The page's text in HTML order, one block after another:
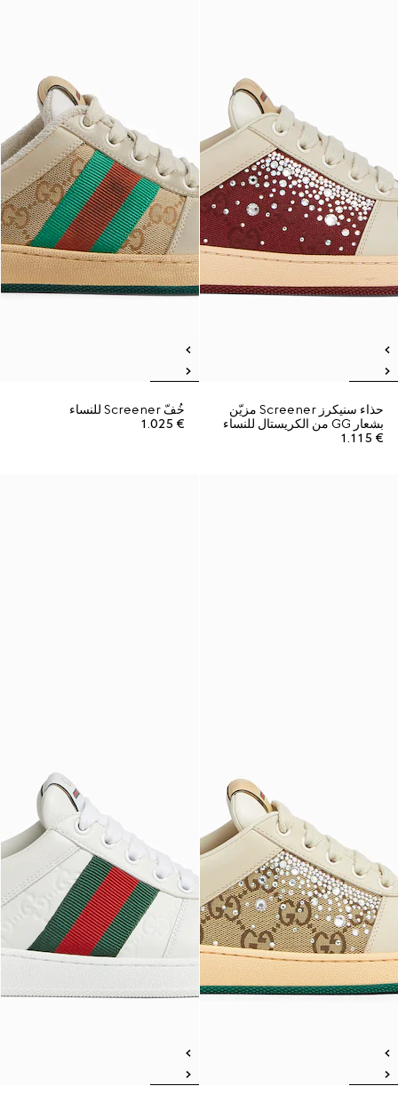
حذاء سنيكرز Screener مزيّن
بشعار GG من الكريستال للنساء
€ 1.115
خُفّ Screener للنساء
€ 1.025